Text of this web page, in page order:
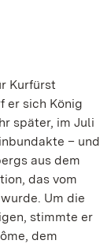
Kurfürst
er sich König
später, im Juli
– und
aus dem
das vom
Um die
stimmte er
dem